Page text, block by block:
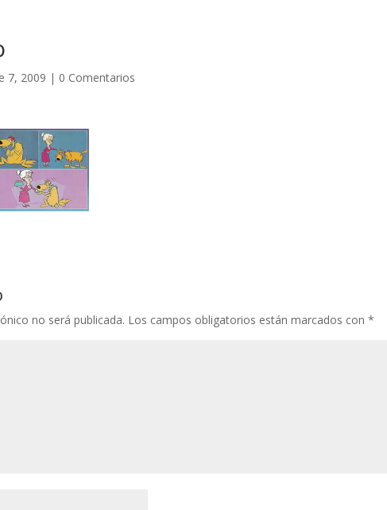
7, 2009 | 0 Comentarios
no será publicada. Los campos obligatorios están marcados con*